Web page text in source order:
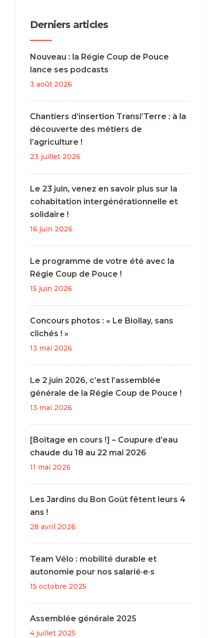
Derniers articles
Nouveau : la Régie Coup de Pouce
lance ses podcasts
3 août 2026
Chantiers d’insertion Transi’Terre : à la
découverte des métiers de
l’agriculture !
23 juillet 2026
Le 23 juin, venez en savoir plus sur la
cohabitation intergénérationnelle et
solidaire !
16 juin 2026
Le programme de votre été avec la
Régie Coup de Pouce !
15 juin 2026
Concours photos : « Le Biollay, sans
clichés ! »
13 mai 2026
Le 2 juin 2026, c’est l’assemblée
générale de la Régie Coup de Pouce !
13 mai 2026
[Boîtage en cours !] – Coupure d’eau
chaude du 18 au 22 mai 2026
11 mai 2026
Les Jardins du Bon Goût fêtent leurs 4
ans !
28 avril 2026
Team Vélo : mobilité durable et
autonomie pour nos salarié·e·s
15 octobre 2025
Assemblée générale 2025
4 juillet 2025